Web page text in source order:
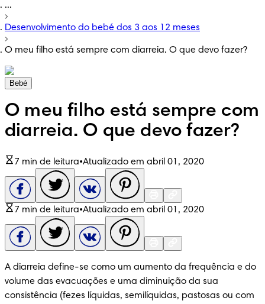
...
Desenvolvimento do bebé dos 3 aos 12 meses
O meu filho está sempre com diarreia. O que devo fazer?
Bebé
O meu filho está sempre com
diarreia. O que devo fazer?
7 min de leitura•Atualizado em abril 01, 2020
7 min de leitura•Atualizado em abril 01, 2020
A diarreia define-se como um aumento da frequência e do
volume das evacuações e uma diminuição da sua
consistência (fezes líquidas, semilíquidas, pastosas ou com